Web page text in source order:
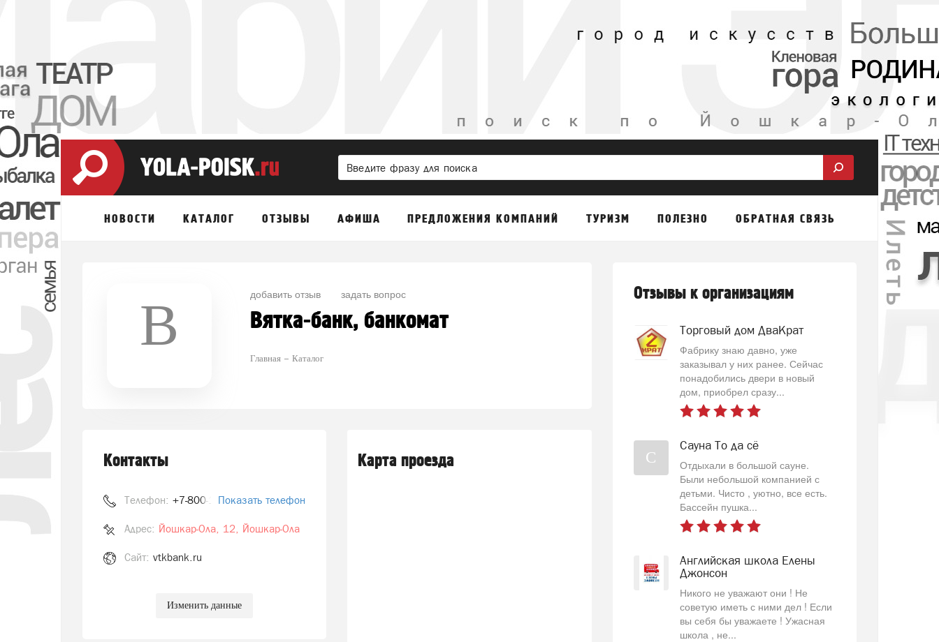
НОВОСТИ КАТАЛОГ ОТЗЫВЫ АФИША ПРЕДЛОЖЕНИЯ КОМПАНИЙ ТУРИЗМ ПОЛЕЗНО ОБРАТНАЯ СВЯЗЬ
В добавить отзыв задать вопрос
Вятка-банк, банкомат
Главная Каталог
Контакты
Телефон: +7-800-100-17-77Показать телефон
Адрес: Йошкар-Ола, 12, Йошкар-Ола
Сайт: vtkbank.ru
Изменить данные
Карта проезда
Отзывы к организациям
Торговый дом ДваКрат
Фабрику знаю давно, уже
заказывал у них ранее. Сейчас
понадобились двери в новый
дом, приобрел сразу...
С
Сауна То да сё
Отдыхали в большой сауне.
Были небольшой компанией с
детьми. Чисто , уютно, все есть.
Бассейн пушка...
Английская школа Елены
Джонсон
Никого не уважают они ! Не
советую иметь с ними дел ! Если
вы себя бы уважаете ! Ужасная
школа , не...